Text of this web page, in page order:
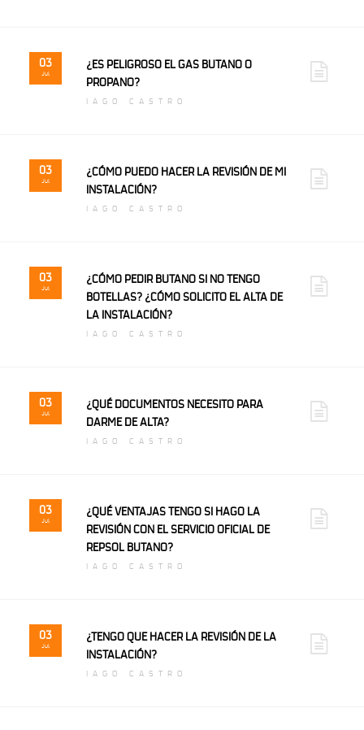
03
Jul
¿ES PELIGROSO EL GAS BUTANO O
PROPANO?
IAGO CASTRO
03
Jul
¿CÓMO PUEDO HACER LA REVISIÓN DE MI
INSTALACIÓN?
IAGO CASTRO
03
Jul
¿CÓMO PEDIR BUTANO SI NO TENGO
BOTELLAS? ¿CÓMO SOLICITO EL ALTA DE
LA INSTALACIÓN?
IAGO CASTRO
03
Jul
¿QUÉ DOCUMENTOS NECESITO PARA
DARME DE ALTA?
IAGO CASTRO
03
Jul
¿QUÉ VENTAJAS TENGO SI HAGO LA
REVISIÓN CON EL SERVICIO OFICIAL DE
REPSOL BUTANO?
IAGO CASTRO
03
Jul
¿TENGO QUE HACER LA REVISIÓN DE LA
INSTALACIÓN?
IAGO CASTRO